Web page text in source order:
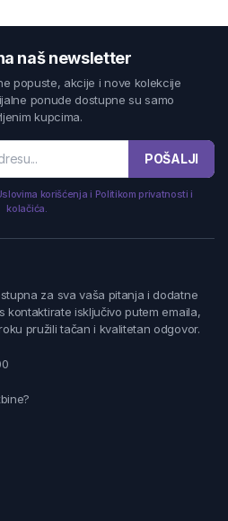
naš newsletter
popuste, akcije i nove kolekcije
ponude dostupne su samo
kupcima.
POŠALJI
korišćenja i Politikom privatnosti i
kolačića.
za sva vaša pitanja i dodatne
kontaktirate isključivo putem emaila,
pružili tačan i kvalitetan odgovor.